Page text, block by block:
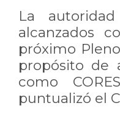
La
alcanzados
próximo
propósito de
como
puntualizó el